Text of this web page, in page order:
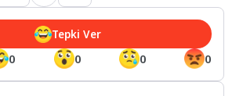
0 0 0 0
Tepki Ver